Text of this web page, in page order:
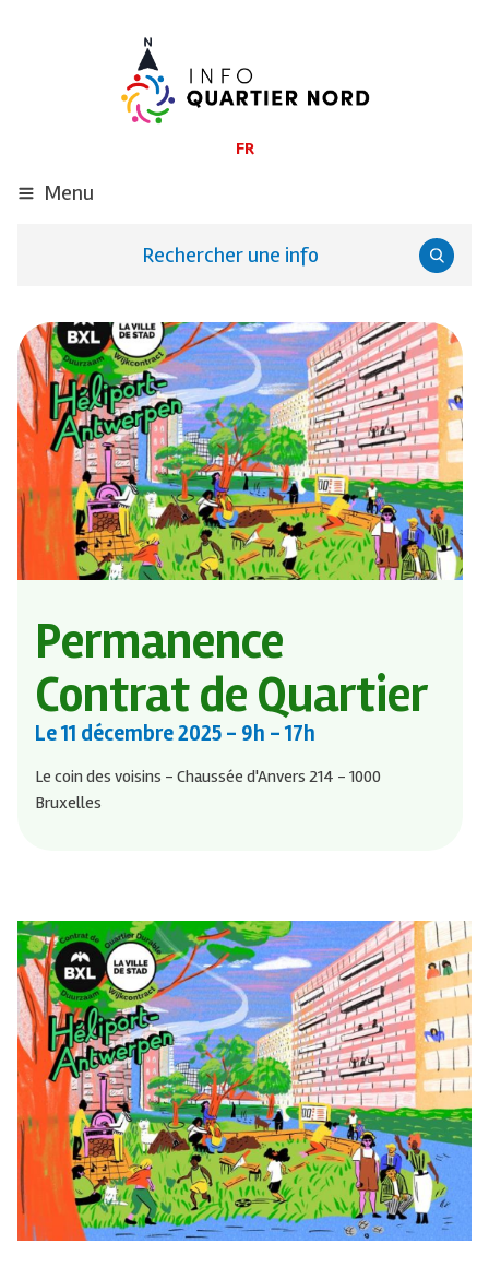
FR
Menu
Rechercher une info
Permanence
Contrat de Quartier
Le11 décembre 2025 - 9h - 17h
Le coin des voisins - Chaussée d'Anvers 214 - 1000
Bruxelles